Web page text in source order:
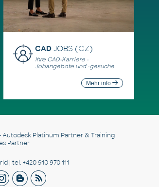
CADJOBS (CZ)
Ihre CAD-Karriere -
Jobangebote und -gesuche
Mehr info
Autodesk Platinum Partner & Training
Partner
| tel. +420 910 970 111